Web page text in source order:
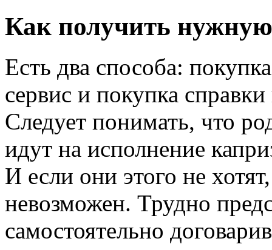
Как получить
Есть два способа:
сервис и покупка
Следует понимать, что
идут на исполнение
И если они этого не
невозможен. Трудно
самостоятельно